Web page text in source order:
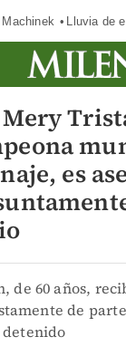
Lluvia de
es
de 60 años,
de